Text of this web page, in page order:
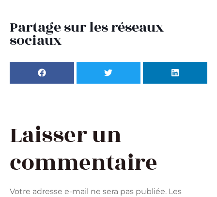
Partage sur les réseaux
sociaux
Laisser un
commentaire
Votre adresse e-mail ne sera pas publiée. Les